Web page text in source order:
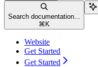
Search documentation...
⌘ K
Website
Get Started
Get Started